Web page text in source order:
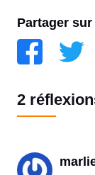
Partager
2